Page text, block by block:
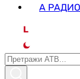
А РАДИО
L